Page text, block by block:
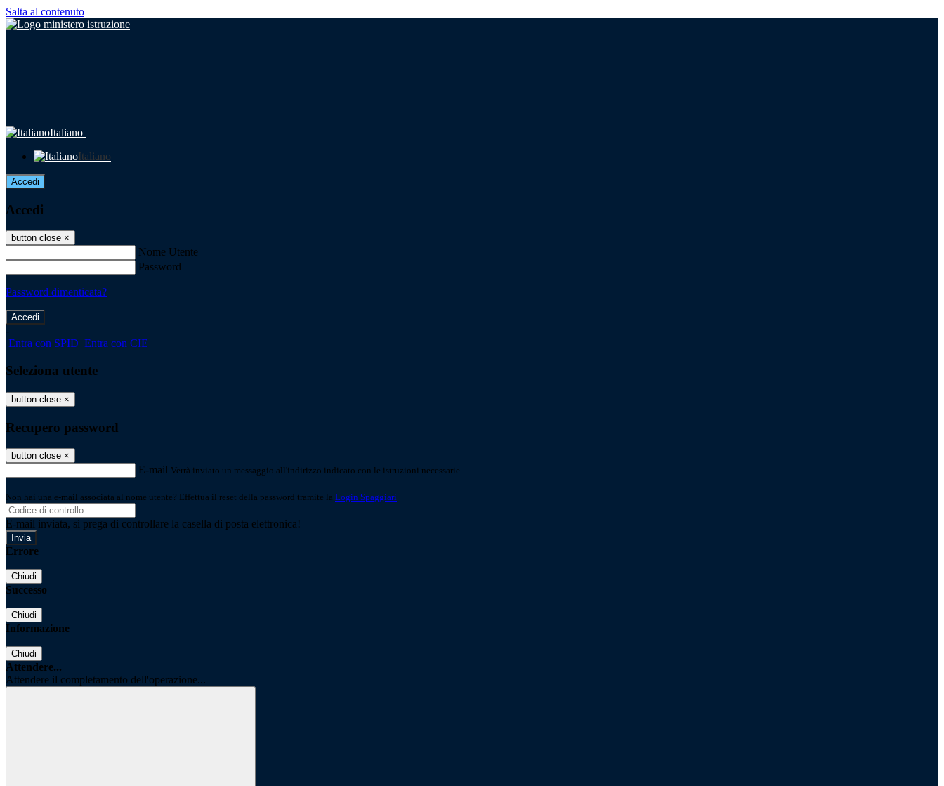
Salta al contenuto
Italiano
Italiano
Accedi
Accedi
button close ×
Nome Utente
Password
Password dimenticata?
-
Entra con SPID Entra con CIE
Seleziona utente
button close ×
Recupero password
button close ×
E-mail Verrà inviato un messaggio all'indirizzo indicato con le istruzioni necessarie.
Non hai una e-mail associata al nome utente? Effettua il reset della password tramite la Login Spaggiari
E-mail inviata, si prega di controllare la casella di posta elettronica!
Errore
Chiudi
Successo
Chiudi
Informazione
Chiudi
Attendere...
Attendere il completamento dell'operazione...